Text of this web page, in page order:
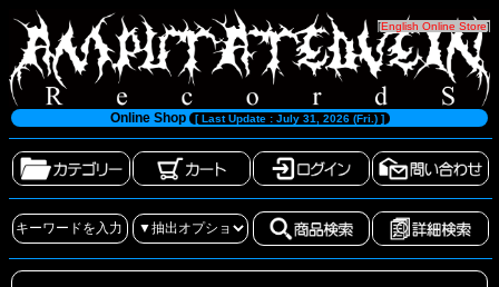
[English Online Store]
Online Shop [ Last Update : July 31, 2026 (Fri.) ]